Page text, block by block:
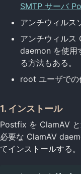
SMTP サーバ
アンチウィルス
アンチウィルス
daemon を使用
る方法もある。
root ユーザでの
1. インストール
Postfix を ClamAV
必要な ClamAV
てインストールする。